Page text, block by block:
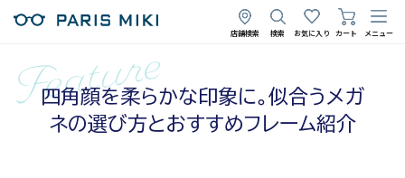
店舗検索 検索 お気に入り カート メニュー
四角顔を柔らかな印象に。似合うメガ
ネの選び方とおすすめフレーム紹介